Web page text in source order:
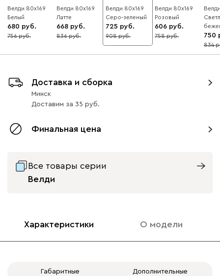
Велди 80x169
Белый
680
10
756
Велди 80x169
Латте
668
20
836
Велди 80x169
Серо-зеленый
725
20
908
Велди 80x169
Розовый
606
20
758 750
10
834
Доставка и сборка
Минск
Доставим за 35
Финальная цена
Все товары серии
Велди
Характеристики О модели
Габаритные Дополнительные